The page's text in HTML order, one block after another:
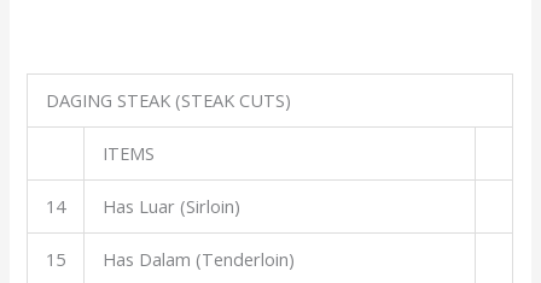
DAGING STEAK (STEAK CUTS)
ITEMS
14 Has Luar (Sirloin)
15 Has Dalam (Tenderloin)